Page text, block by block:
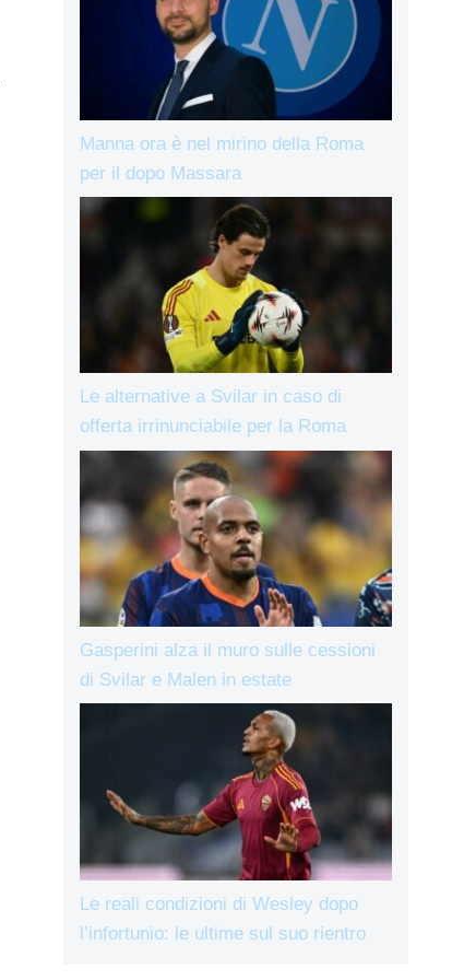
Manna ora è nel mirino della Roma
per il dopo Massara
Le alternative a Svilar in caso di
offerta irrinunciabile per la Roma
Gasperini alza il muro sulle cessioni
di Svilar e Malen in estate
Le reali condizioni di Wesley dopo
l’infortunio: le ultime sul suo rientro